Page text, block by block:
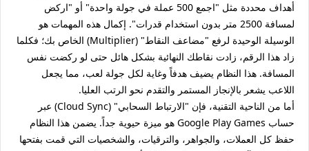
أهداف محددة مثل "اجمع 500 عملة في جولة واحدة" أو "اركض
لمسافة 2500 متر بدون استخدام قدرات". إكمال هذه المهمات هو
الوسيلة الوحيدة لرفع "مضاعف النقاط" (Multiplier) الخاص بك؛ فكلما
زاد هذا الرقم، زادت نقاطك النهائية بشكل هائل حتى لو ركضت نفس
المسافة. هذا النظام يضيف هدفاً وغاية لكل جولة لعب، مما يجعل
اللاعب يشعر بالإنجاز المستمر والتقدم نحو الرتب العليا.
أما من الناحية التقنية، فإن "الارتباط السحابي" (Cloud Sync) عبر
حساب Google Play Games هو ميزة حيوية جداً. يضمن هذا النظام
حفظ كل العملات، والجواهر، والترقيات، والشخصيات التي قمت بفتحها